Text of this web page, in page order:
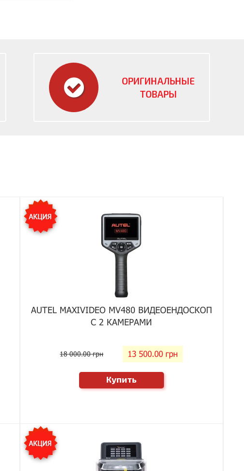
ОРИГИНАЛЬНЫЕ
ТОВАРЫ
AUTEL MAXIVIDEO MV480 ВИДЕОЕНДОСКОП
С 2 КАМЕРАМИ
18 000.00 грн 13 500.00 грн
Купить